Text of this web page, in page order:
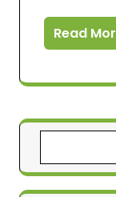
Read
за: